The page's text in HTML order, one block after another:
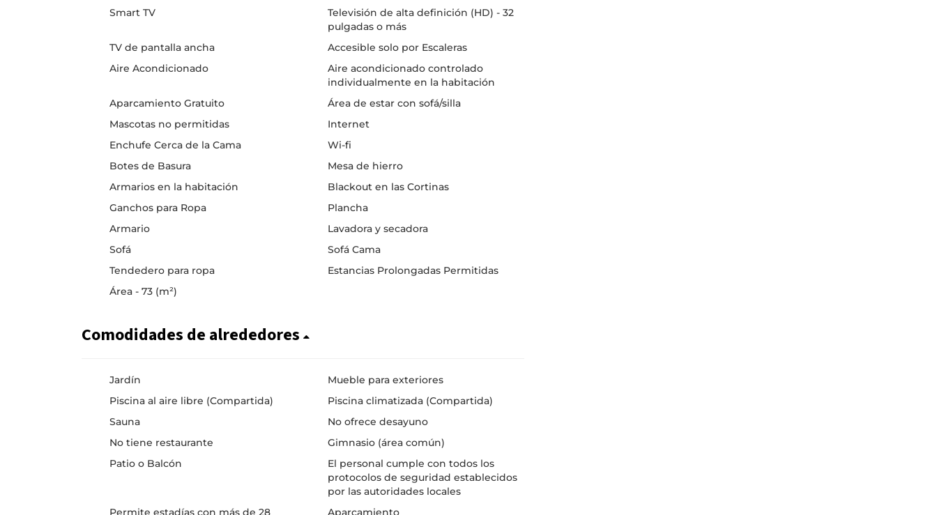
Smart TV
Televisión de alta definición (HD) - 32
pulgadas o más
TV de pantalla ancha
Accesible solo por Escaleras
Aire Acondicionado
Aire acondicionado controlado
individualmente en la habitación
Aparcamiento Gratuito
Área de estar con sofá/silla
Mascotas no permitidas
Internet
Enchufe Cerca de la Cama
Wi-fi
Botes de Basura
Mesa de hierro
Armarios en la habitación
Blackout en las Cortinas
Ganchos para Ropa
Plancha
Armario
Lavadora y secadora
Sofá
Sofá Cama
Tendedero para ropa
Estancias Prolongadas Permitidas
Área - 73 (m²)
Comodidades de alrededores
Jardín
Mueble para exteriores
Piscina al aire libre (Compartida)
Piscina climatizada (Compartida)
Sauna
No ofrece desayuno
No tiene restaurante
Gimnasio (área común)
Patio o Balcón
El personal cumple con todos los
protocolos de seguridad establecidos
por las autoridades locales
Permite estadías con más de 28
Aparcamiento